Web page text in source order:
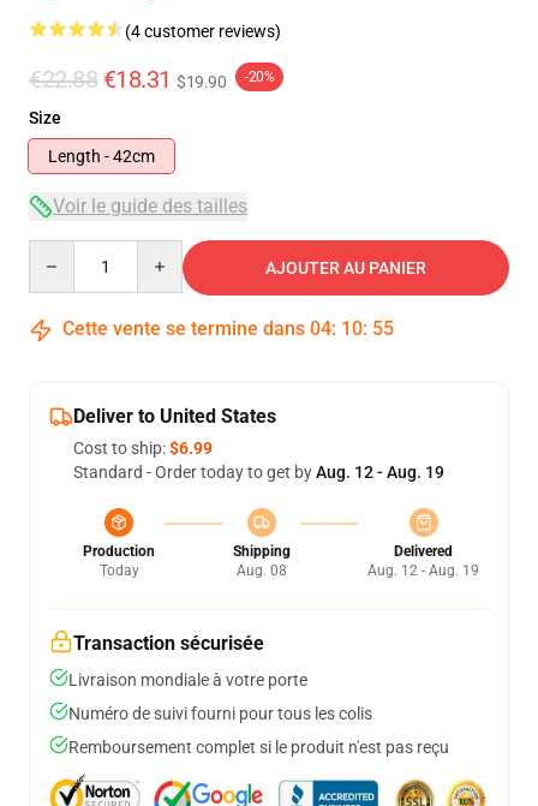
(4 customer reviews)
€22.88 €18.31 $19.90 -20%
Size
Length - 42cm
Voir le guide des tailles
AJOUTER AU PANIER
Cette vente se termine dans 04: 10: 55
Deliver to United States
Cost to ship:$6.99
Standard - Order today to get byAug. 12 - Aug. 19
Production
Today
Shipping
Aug. 08
Delivered
Aug. 12 - Aug. 19
Transaction sécurisée
Livraison mondiale à votre porte
Numéro de suivi fourni pour tous les colis
Remboursement complet si le produit n'est pas reçu